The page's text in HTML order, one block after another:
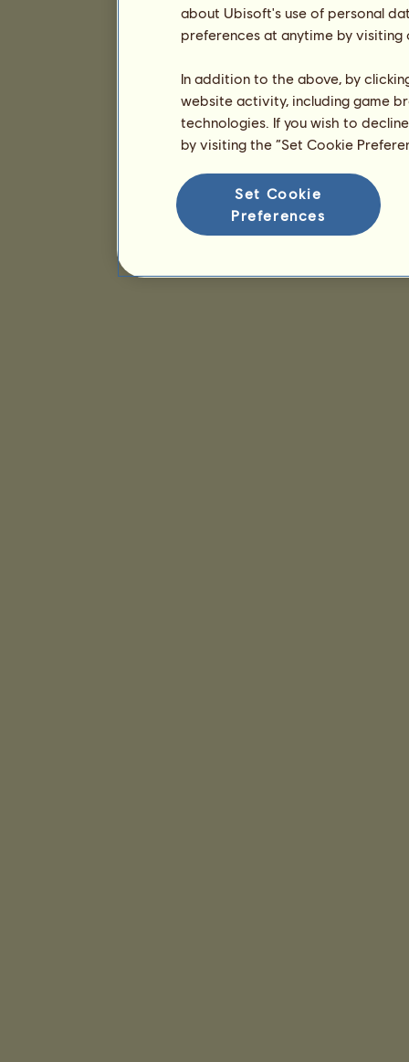
about Ubisoft's use of personal
preferences at anytime by
In addition to the above, by
website activity, including game
technologies. If you wish to
by visiting the “Set Cookie
Set Cookie
Preferences